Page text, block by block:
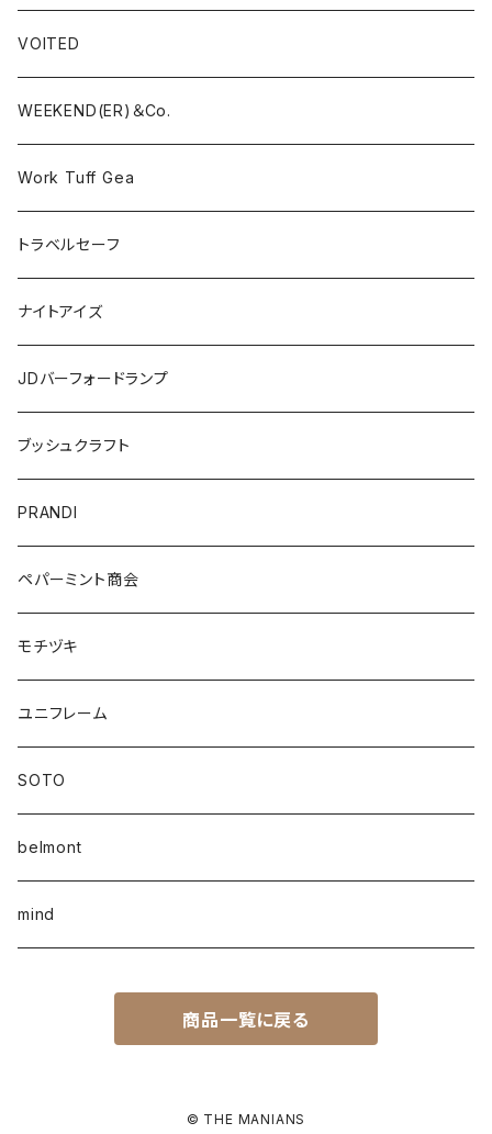
VOITED
WEEKEND(ER)＆Co.
Work Tuff Gea
トラベルセーフ
ナイトアイズ
JDバーフォードランプ
ブッシュクラフト
PRANDI
ペパーミント商会
モチヅキ
ユニフレーム
SOTO
belmont
mind
商品一覧に戻る
© THE MANIANS